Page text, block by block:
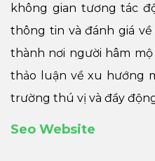
không gian tương tác
thông tin và đánh giá
thành nơi người hâm
thảo luận về xu hướng
trường thú vị và đầy
Seo Website